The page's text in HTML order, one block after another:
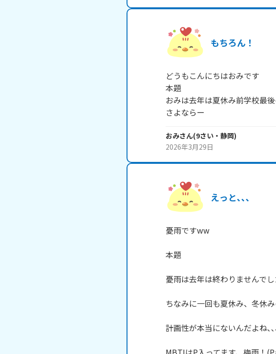
もちろん！
どうもこんにちはおみです
本題
おみは去年は夏休み前学校最
さよならー
おみさん(9さい・ 静岡)
2026年3月29日
えっと､､､
憂雨ですww
本題
憂雨は去年は終わりませんで
ちなみに一回も夏休み、冬休
計画性が本当にないんだよね､